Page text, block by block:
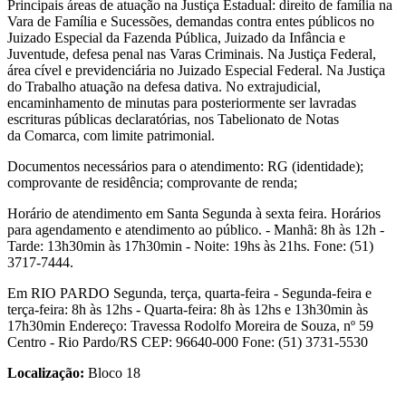
Principais áreas de atuação na Justiça Estadual: direito de família na
Vara de Família e Sucessões, demandas contra entes públicos no
Juizado Especial da Fazenda Pública, Juizado da Infância e
Juventude, defesa penal nas Varas Criminais. Na Justiça Federal,
área cível e previdenciária no Juizado Especial Federal. Na Justiça
do Trabalho atuação na defesa dativa. No extrajudicial,
encaminhamento de minutas para posteriormente ser lavradas
escrituras públicas declaratórias, nos Tabelionato de Notas
da Comarca, com limite patrimonial.
Documentos necessários para o atendimento: RG (identidade);
comprovante de residência; comprovante de renda;
Horário de atendimento em Santa Segunda à sexta feira. Horários
para agendamento e atendimento ao público. - Manhã: 8h às 12h -
Tarde: 13h30min às 17h30min - Noite: 19hs às 21hs. Fone: (51)
3717-7444.
Em RIO PARDO Segunda, terça, quarta-feira - Segunda-feira e
terça-feira: 8h às 12hs - Quarta-feira: 8h às 12hs e 13h30min às
17h30min Endereço: Travessa Rodolfo Moreira de Souza, nº 59
Centro - Rio Pardo/RS CEP: 96640-000 Fone: (51) 3731-5530
Localização: Bloco 18